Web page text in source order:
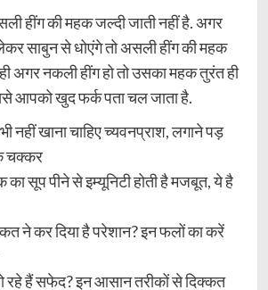
हींग की महक जल्दी जाती नहीं है. अगर
साबुन से धोएंगे तो असली हींग की महक
अगर नकली हींग हो तो उसका महक तुरंत ही
आपको खुद फर्क पता चल जाता है.
नहीं खाना चाहिए च्यवनप्राश, लगाने पड़
चक्कर
सूप पीने से इम्यूनिटी होती है मजबूत, ये है
ने कर दिया है परेशान? इन फलों का करें
रहे हैं सफेद? इन आसान तरीकों से दिक्कत